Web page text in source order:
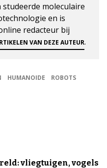
studeerde moleculaire
en is
redacteur bij
VAN DEZE AUTEUR.
HUMANOIDE ROBOTS
vliegtuigen, vogels